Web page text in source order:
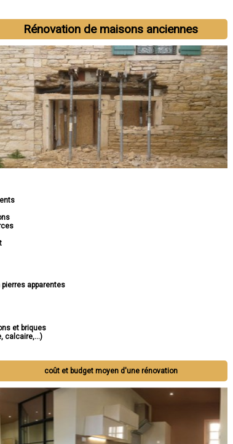
Rénovation de maisons anciennes
apparentes
et briques
calcaire,...)
coût et budget moyen d'une rénovation